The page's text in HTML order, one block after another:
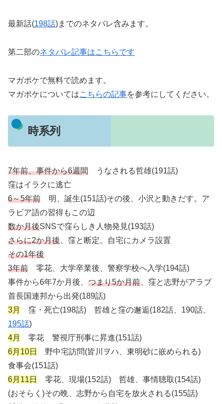
最新話(198話)までのネタバレ含みます。
第二部のネタバレ記事はこちらです
マガポケで無料で読めます。
マガポケについてはこちらの記事を参考にしてください。
時系列
7年前、事件から6週間 うなされる哲雄(191話)
窪はイラクに逃亡
6～5年前 明、誕生(151話)その後、小沢と動きだす。ア
ラビア語の習得もこの辺
数か月後SNSで窪らしき人物発見(193話)
さらに2か月後 、窪と断定。自宅にカメラ設置
その1年後
3年前 零花、大学卒業後、警察学校へ入学(194話)
事件から6年7か月後、 つまり5か月前 、窪と志野がアラブ
首長国連邦から出発(189話)
3月
窪・死亡(198話) 哲雄と窪の邂逅(182話、190話、
195話)
4月
零花 警視庁刑事に昇進(151話)
6月10日
野中宅訪問(皆川ヲハ、東明砂に嵌められる)
食事会(151話)
6月11日
零花、現場(152話) 哲雄、事情聴取(154話)
(おそらく)その晩、志野から自宅を放火される(155話)